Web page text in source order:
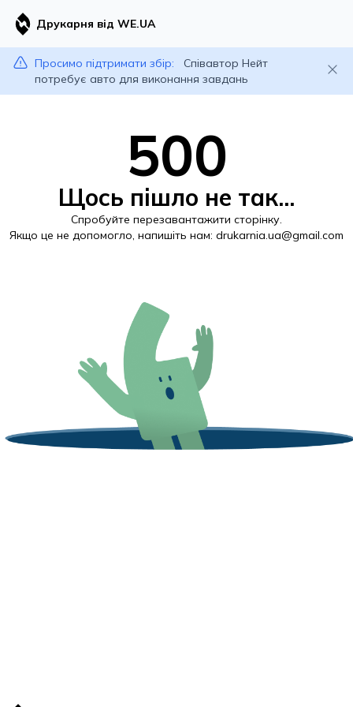
Друкарня від WE.UA
Просимо підтримати збір:
Співавтор Нейт
потребує авто для виконання завдань
500
Щось пішло не так...
Спробуйте перезавантажити сторінку.
Якщо це не допомогло, напишіть нам: drukarnia.ua@gmail.com